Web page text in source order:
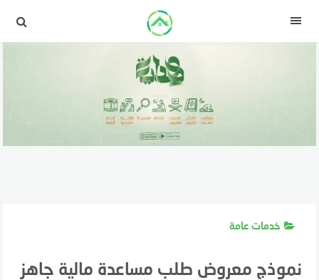
القائمة
خدمات عامة
نموذج معروض طلب مساعدة مالية جاهز